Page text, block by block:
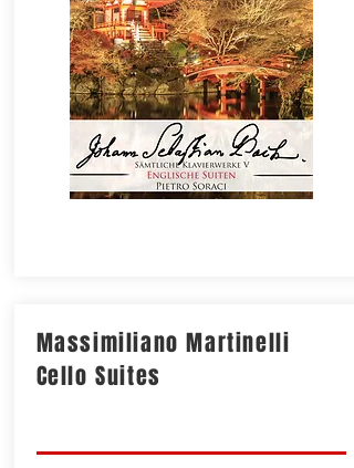
Massimiliano Martinelli
Cello Suites